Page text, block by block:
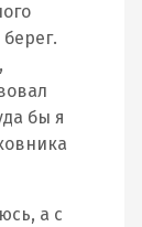
бы я
а с